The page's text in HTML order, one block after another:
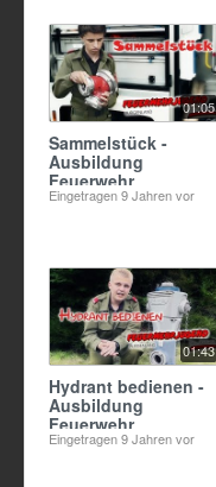
01:05
Sammelstück -
Ausbildung
Feuerwehr
Eingetragen9 Jahren vor
01:43
Hydrant bedienen -
Ausbildung
Feuerwehr
Eingetragen9 Jahren vor